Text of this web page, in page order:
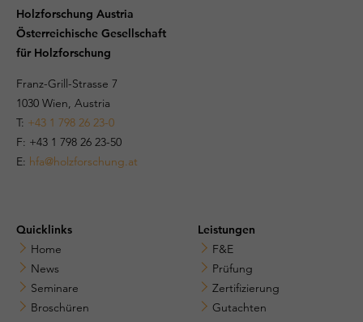
Holzforschung Austria
Österreichische Gesellschaft
für Holzforschung
Franz-Grill-Strasse 7
1030 Wien, Austria
T: +43 1 798 26 23-0
​​F: +43 1 798 26 23-50
E: hfa@holzforschung.at
Quicklinks
Home
News
Seminare
Broschüren
Leistungen
F&E
Prüfung
Zertifizierung
Gutachten